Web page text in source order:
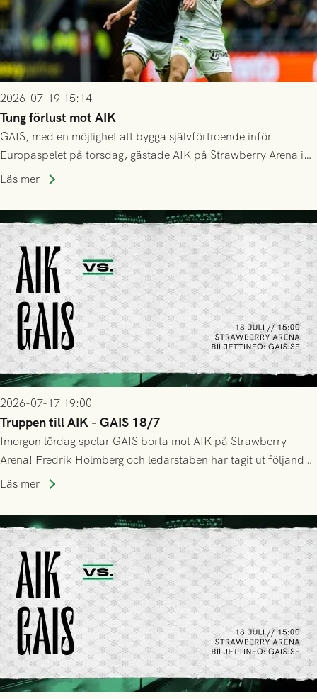
2026-07-19 15:14
Tung förlust mot AIK
GAIS, med en möjlighet att bygga självförtroende inför
Europaspelet på torsdag, gästade AIK på Strawberry Arena i
Stockholm . Men trots konstant hotande i första halvlek av
lyckades få in 2-0.
Läs mer
2026-07-17 19:00
Truppen till AIK - GAIS 18/7
Imorgon lördag spelar GAIS borta mot AIK på Strawberry
Arena! Fredrik Holmberg och ledarstaben har tagit ut följande
trupp till matchen:
Läs mer